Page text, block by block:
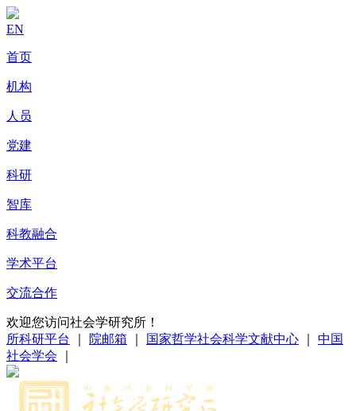
EN
首页
机构
人员
党建
科研
智库
科教融合
学术平台
交流合作
欢迎您访问社会学研究所！
所科研平台
院邮箱 国家哲学社会科学文献中心
中国
社会学会